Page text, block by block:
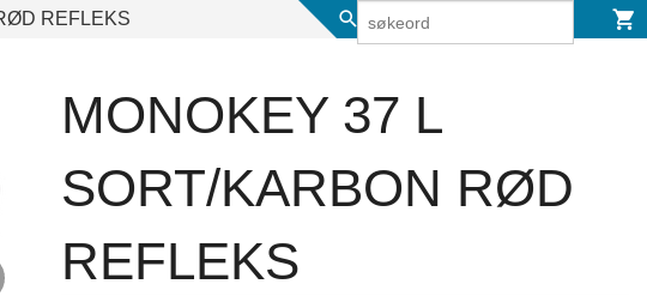
REFLEKS
MONOKEY 37 L
SORT/KARBON RØD
REFLEKS